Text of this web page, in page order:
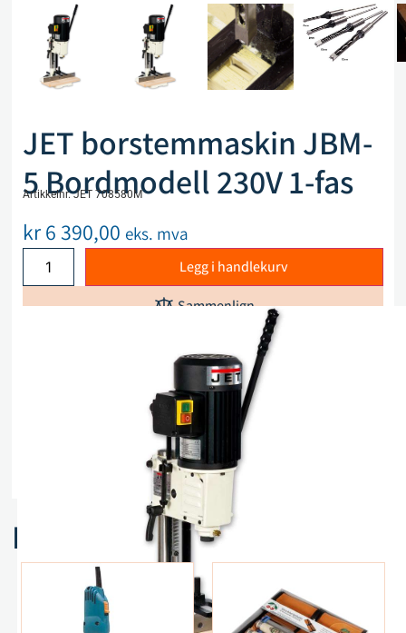
JET borstemmaskin JBM-
5 Bordmodell 230V 1-fas
Artikkelnr. JET 708580M
kr6 390,00 eks. mva
Legg i handlekurv
Sammenlign
Legg i ønskeliste
Spesifikasjoner
Relaterte produkter